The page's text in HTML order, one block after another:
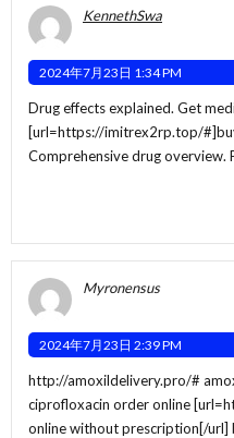
KennethSwa
2024年7月23日 1:34 PM
Drug effects explained. Get
[url=https://imitrex2rp.top/
Comprehensive drug overview.
Myronensus
2024年7月23日 2:39 PM
http://amoxildelivery.pro/#
ciprofloxacin order online
online without prescription[/url]